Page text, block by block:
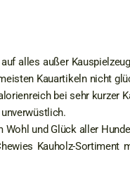
alles außer
Kauartikeln nicht
bei sehr kurzer
Wohl und Glück aller
Kauholz-Sortiment